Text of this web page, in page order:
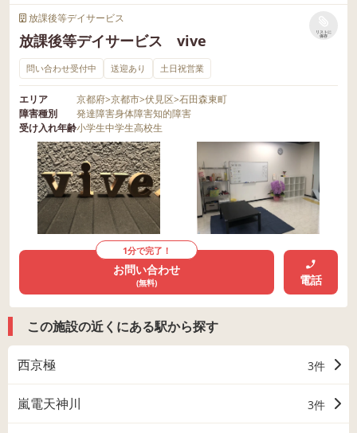
放課後等デイサービス
放課後等デイサービス vive
リストに
保存
問い合わせ受付中 送迎あり 土日祝営業
エリア 京都府>京都市>伏見区>石田森東町
障害種別
発達障害身体障害知的障害
受け入れ年齢小学生中学生高校生
1分で完了！
お問い合わせ
(無料) 電話
この施設の近くにある駅から探す
西京極 3件
嵐電天神川 3件